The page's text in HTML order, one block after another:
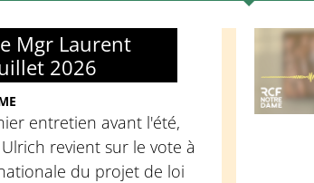
Mgr Laurent
2026
entretien avant l'été,
revient sur le vote à
du projet de loi